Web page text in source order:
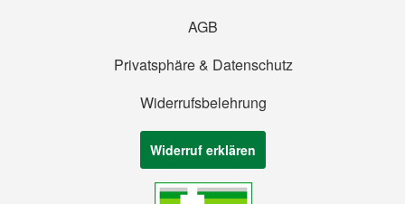
AGB
Privatsphäre & Datenschutz
Widerrufsbelehrung
Widerruf erklären